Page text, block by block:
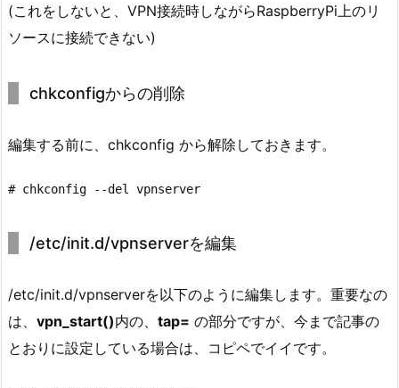
(これをしないと、VPN接続時しながらRaspberryPi上のリ
ソースに接続できない)
chkconfigからの削除
編集する前に、chkconfig から解除しておきます。
# chkconfig --del vpnserver
/etc/init.d/vpnserverを編集
/etc/init.d/vpnserverを以下のように編集します。重要なの
は、 vpn_start()内の、 tap= の部分ですが、今まで記事の
とおりに設定している場合は、コピペでイイです。